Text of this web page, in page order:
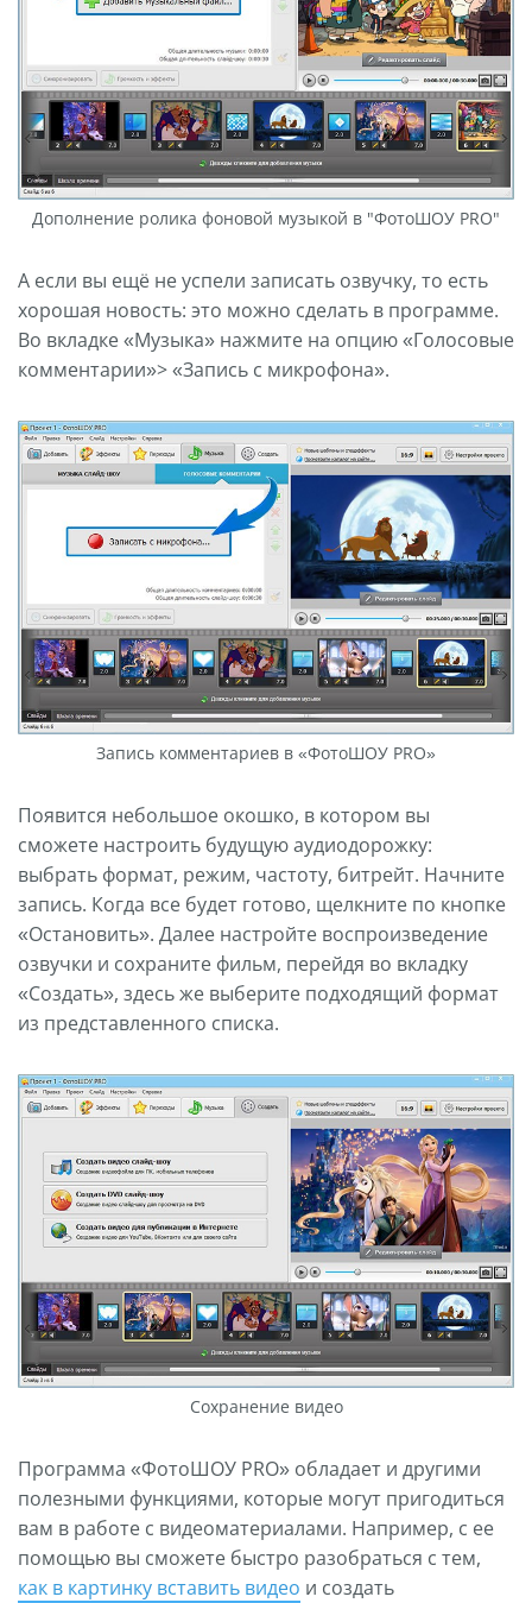
Дополнение ролика фоновой музыкой в "ФотоШОУ PRO"
А если вы ещё не успели записать озвучку, то есть
хорошая новость: это можно сделать в программе.
Во вкладке «Музыка» нажмите на опцию «Голосовые
комментарии»> «Запись с микрофона».
Запись комментариев в «ФотоШОУ PRO»
Появится небольшое окошко, в котором вы
сможете настроить будущую аудиодорожку:
выбрать формат, режим, частоту, битрейт. Начните
запись. Когда все будет готово, щелкните по кнопке
«Остановить». Далее настройте воспроизведение
озвучки и сохраните фильм, перейдя во вкладку
«Создать», здесь же выберите подходящий формат
из представленного списка.
Сохранение видео
Программа «ФотоШОУ PRO» обладает и другими
полезными функциями, которые могут пригодиться
вам в работе с видеоматериалами. Например, с ее
помощью вы сможете быстро разобраться с тем,
как в картинку вставить видео и создать